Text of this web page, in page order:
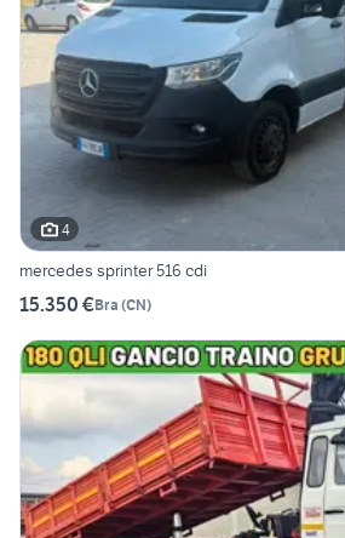
4
mercedes sprinter 516 cdi
15.350 €Bra (CN)